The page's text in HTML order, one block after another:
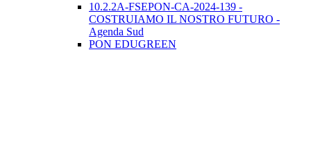
10.2.2A-FSEPON-CA-2024-139 -
COSTRUIAMO IL NOSTRO FUTURO -
Agenda Sud
PON EDUGREEN